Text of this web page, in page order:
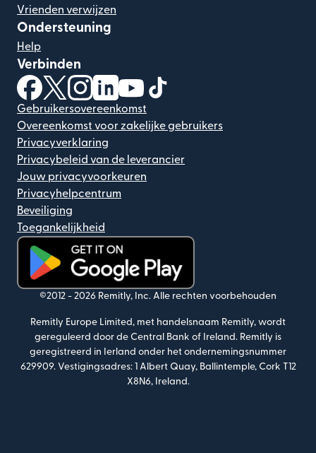
Vrienden verwijzen
Ondersteuning
Help
Verbinden
(wordt geopend in een nieuw venster)
(wordt geopend in een nieuw venster)
(wordt geopend in een nieuw venster)
(wordt geopend in een nieuw venster)
(wordt geopend in een nieuw
Gebruikersovereenkomst
Overeenkomst voor zakelijke gebruikers
Privacyverklaring
Privacybeleid van de leverancier
Jouw privacyvoorkeuren
Privacyhelpcentrum
Beveiliging
Toegankelijkheid
(wordt geopend in een nieuw venster)
©2012 - 2026 Remitly, Inc. Alle rechten voorbehouden
Remitly Europe Limited, met handelsnaam Remitly, wordt
gereguleerd door de Central Bank of Ireland. Remitly is
geregistreerd in Ierland onder het ondernemingsnummer
629909. Vestigingsadres: 1 Albert Quay, Ballintemple, Cork T12
X8N6, Ireland.